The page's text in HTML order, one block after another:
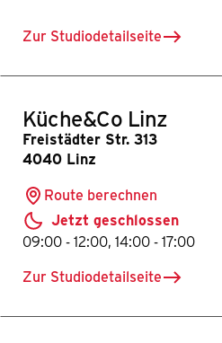
Zur Studiodetailseite
für Küche&Co Stockerau
Küche&Co Linz
Freistädter Str. 313
4040 Linz
Route berechnen
Jetzt geschlossen
09:00-bis
12:00, 14:00-bis
17:00
Zur Studiodetailseite
für Küche&Co Linz